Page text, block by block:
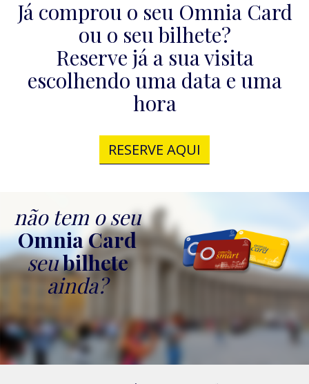
Já comprou o seu Omnia Card
ou o seu bilhete?
Reserve já a sua visita
escolhendo uma data e uma
hora
RESERVE AQUI
não tem o seu
Omnia Card
seubilhete
ainda?